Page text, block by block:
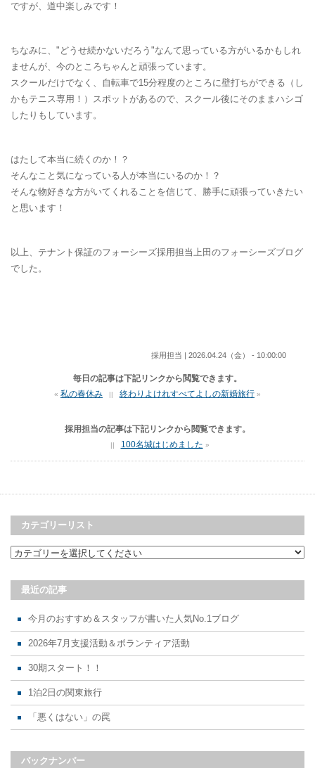
ですが、道中楽しみです！
ちなみに、"どうせ続かないだろう"なんて思っている方がいるかもしれ
ませんが、今のところちゃんと頑張っています。
スクールだけでなく、自転車で15分程度のところに壁打ちができる（し
かもテニス専用！）スポットがあるので、スクール後にそのままハシゴ
したりもしています。
はたして本当に続くのか！？
そんなこと気になっている人が本当にいるのか！？
そんな物好きな方がいてくれることを信じて、勝手に頑張っていきたい
と思います！
以上、テナント保証のフォーシーズ採用担当上田のフォーシーズブログ
でした。
採用担当 | 2026.04.24（金） - 10:00:00
毎日の記事は下記リンクから閲覧できます。
« 私の春休み || 終わりよけれすべてよしの新婚旅行 »
採用担当の記事は下記リンクから閲覧できます。
|| 100名城はじめました »
カテゴリーリスト
最近の記事
今月のおすすめ＆スタッフが書いた人気No.1ブログ
2026年7月支援活動＆ボランティア活動
30期スタート！！
1泊2日の関東旅行
「悪くはない」の罠
バックナンバー